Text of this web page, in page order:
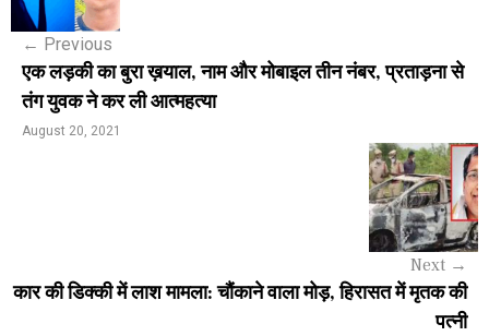
s
n
a
a
← Previous
एक लड़की का बुरा ख़याल, नाम और मोबाइल तीन नंबर, प्रताड़ना से
तंग युवक ने कर ली आत्महत्या
August 20, 2021
Next →
कार की डिक्की में लाश मामला: चौंकाने वाला मोड़, हिरासत में मृतक की
पत्नी